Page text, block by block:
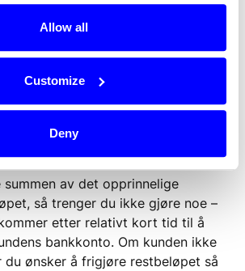
Allow all
Customize
Deny
nå står på ordren igjen.
resterende sum av
et delvis trekk på en ordre og vet
summen av det opprinnelige
så trenger du ikke gjøre noe –
etter relativt kort tid til å
bankkonto. Om kunden ikke
du ønsker å frigjøre restbeløpet så